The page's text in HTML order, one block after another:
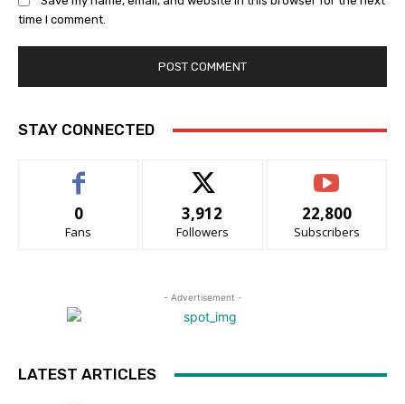
time I comment.
STAY CONNECTED
0
Fans
3,912
Followers
22,800
Subscribers
- Advertisement -
LATEST ARTICLES